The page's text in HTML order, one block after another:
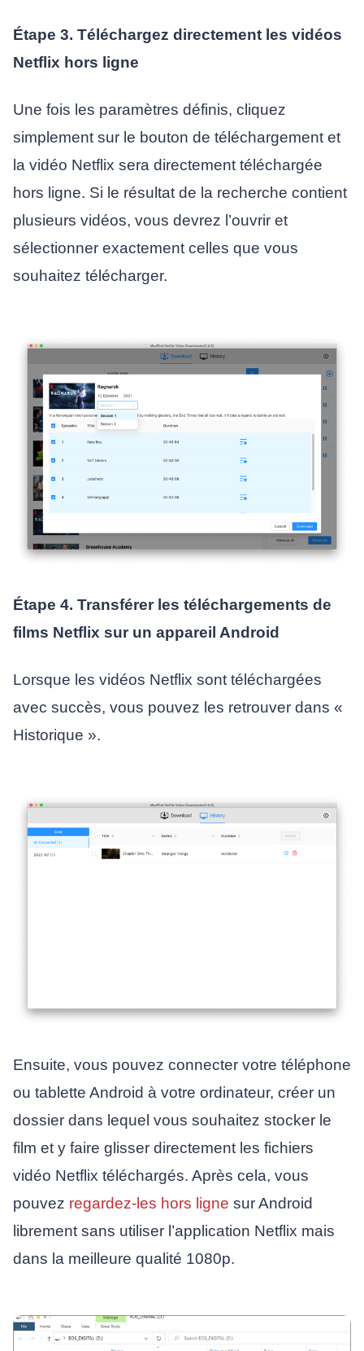
Étape 3. Téléchargez directement les vidéos
Netflix hors ligne
Une fois les paramètres définis, cliquez
simplement sur le bouton de téléchargement et
la vidéo Netflix sera directement téléchargée
hors ligne. Si le résultat de la recherche contient
plusieurs vidéos, vous devrez l’ouvrir et
sélectionner exactement celles que vous
souhaitez télécharger.
Étape 4. Transférer les téléchargements de
films Netflix sur un appareil Android
Lorsque les vidéos Netflix sont téléchargées
avec succès, vous pouvez les retrouver dans «
Historique ».
Ensuite, vous pouvez connecter votre téléphone
ou tablette Android à votre ordinateur, créer un
dossier dans lequel vous souhaitez stocker le
film et y faire glisser directement les fichiers
vidéo Netflix téléchargés. Après cela, vous
pouvez regardez-les hors ligne sur Android
librement sans utiliser l’application Netflix mais
dans la meilleure qualité 1080p.